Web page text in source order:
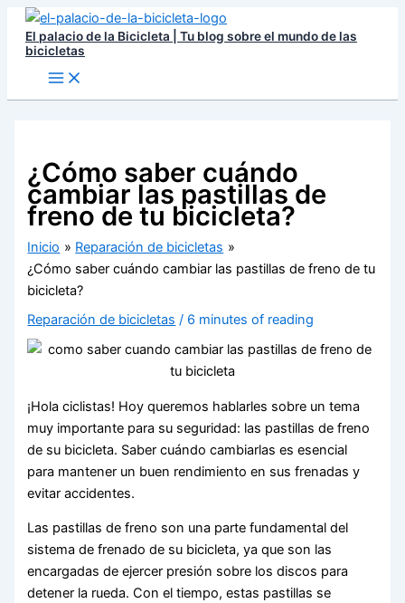
contenido
El palacio de la Bicicleta | Tu blog sobre el mundo de las
bicicletas
¿Cómo saber cuándo
cambiar las pastillas de
freno de tu bicicleta?
Inicio
Reparación de bicicletas
¿Cómo saber cuándo cambiar las pastillas de freno de tu
bicicleta?
Reparación de bicicletas / 6 minutes of reading
¡Hola ciclistas! Hoy queremos hablarles sobre un tema
muy importante para su seguridad: las pastillas de freno
de su bicicleta. Saber cuándo cambiarlas es esencial
para mantener un buen rendimiento en sus frenadas y
evitar accidentes.
Las pastillas de freno son una parte fundamental del
sistema de frenado de su bicicleta, ya que son las
encargadas de ejercer presión sobre los discos para
detener la rueda. Con el tiempo, estas pastillas se